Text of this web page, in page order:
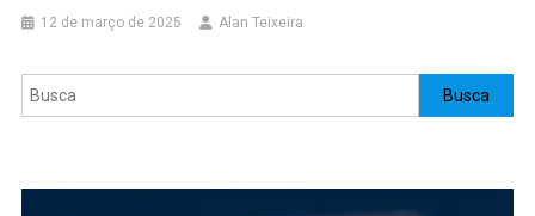
12 de março de 2025 Alan Teixeira
Pesquisar Busca